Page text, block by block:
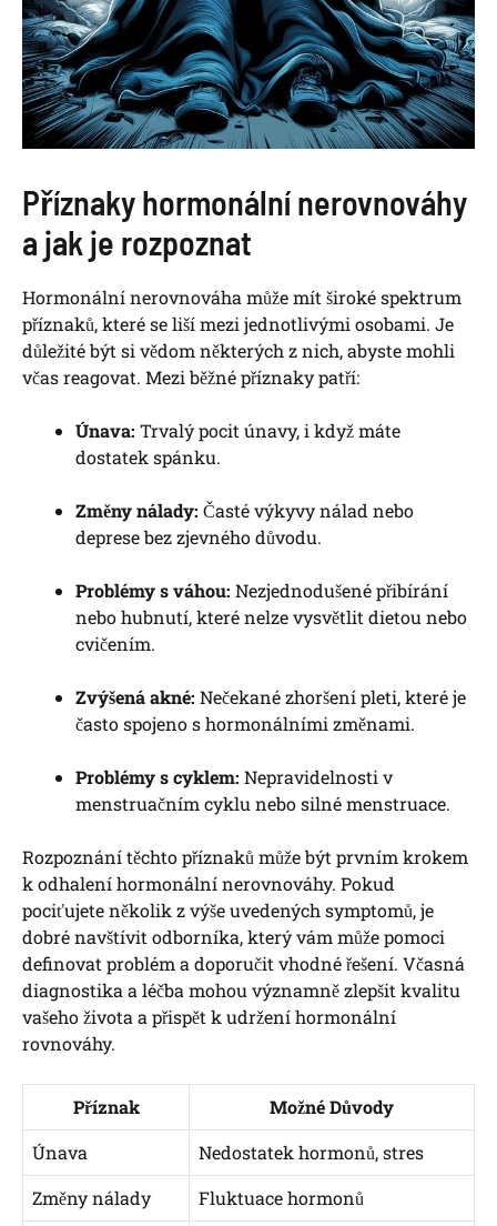
Příznaky hormonální nerovnováhy
a jak je rozpoznat
Hormonální nerovnováha může mít široké spektrum
příznaků, které se liší mezi jednotlivými osobami. Je
důležité být si vědom některých z nich, abyste mohli
včas reagovat. Mezi běžné příznaky patří:
Únava: Trvalý pocit únavy, i když máte
dostatek spánku.
Změny nálady: Časté výkyvy nálad nebo
deprese bez zjevného důvodu.
Problémy s váhou: Nezjednodušené přibírání
nebo hubnutí, které nelze vysvětlit dietou nebo
cvičením.
Zvýšená akné: Nečekané zhoršení pleti, které je
často spojeno s hormonálními změnami.
Problémy s cyklem: Nepravidelnosti v
menstruačním cyklu nebo silné menstruace.
Rozpoznání těchto příznaků může být prvním krokem
k odhalení hormonální nerovnováhy. Pokud
pociťujete několik z výše uvedených symptomů, je
dobré navštívit odborníka, který vám může pomoci
definovat problém a doporučit vhodné řešení. Včasná
diagnostika a léčba mohou významně zlepšit kvalitu
vašeho života a přispět k udržení hormonální
rovnováhy.
Příznak
Možné Důvody
Únava
Nedostatek hormonů, stres
Změny nálady
Fluktuace hormonů